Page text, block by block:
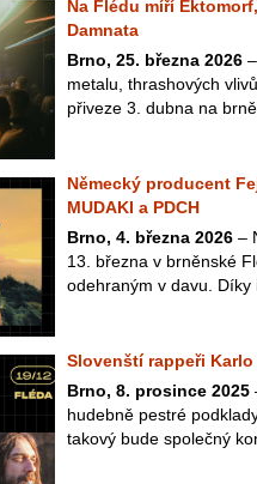
Na Flédu míří
Damnata
Brno, 25. března 2026
metalu, thrashových
přiveze 3. dubna na
Německý producent
MUDAKI a PDCH
Brno, 4. března 2026 –
13. března v brněnské
odehraným v davu. Díky
Slovenští rappeři
Brno, 8. prosince 2025
hudebně pestré
takový bude společný